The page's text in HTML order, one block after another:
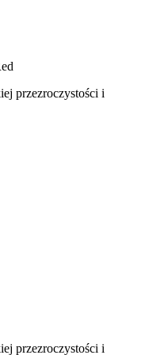
przezroczystości i
przezroczystości i